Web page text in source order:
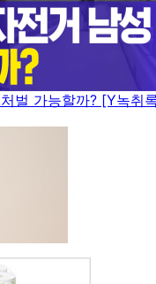
벌 가능할까? [Y녹취